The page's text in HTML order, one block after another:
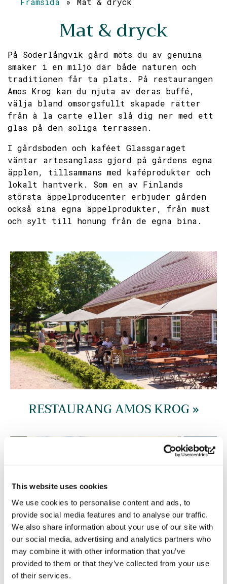
This website uses cookies
We use cookies to personalise content and ads, to
provide social media features and to analyse our traffic.
We also share information about your use of our site with
our social media, advertising and analytics partners who
may combine it with other information that you’ve
provided to them or that they’ve collected from your use
of their services.
Mat & dryck
På Söderlångvik gård möts du av genuina
smaker i en miljö där både naturen och
traditionen får ta plats. På restaurangen
Amos Krog kan du njuta av deras buffé,
välja bland omsorgsfullt skapade rätter
från à la carte eller slå dig ner med ett
glas på den soliga terrassen.
I gårdsboden och kaféet Glassgaraget
väntar artesanglass gjord på gårdens egna
äpplen, tillsammans med kaféprodukter och
lokalt hantverk. Som en av Finlands
största äppelproducenter erbjuder gården
också sina egna äppelprodukter, från must
och sylt till honung från de egna bina.
RESTAURANG AMOS KROG »